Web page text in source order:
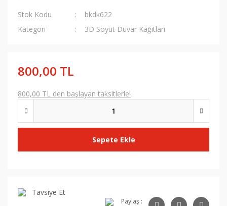
Stok Kodu
bkdk622
Kategori
3D Soyut Duvar Kağıtları
800,00 TL
800,00 TL den başlayan taksitlerle!
Sepete Ekle
Tavsiye Et
Paylaş :